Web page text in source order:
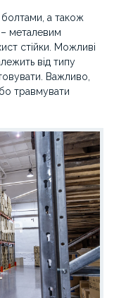
болтами, а також
металевим
стійки. Можливі
від типу
Важливо,
травмувати